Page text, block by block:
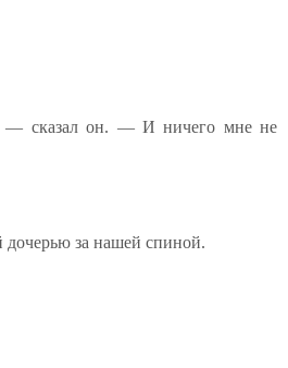
— сказал он. — И ничего мне не
за нашей спиной.